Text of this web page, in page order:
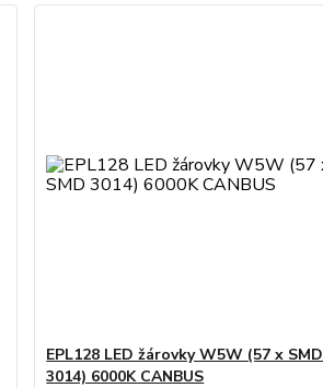
EPL128 LED žárovky W5W (57 x SMD
3014) 6000K CANBUS